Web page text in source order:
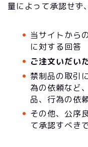
量によって承認せず
当サイトから
に対する回答
ご注文いだい
禁制品の取引
為の依頼など
品、行為の依
その他、公序
て承認すべき